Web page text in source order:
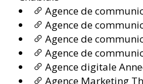
Agence de
Agence de
Agence de
Agence de
Agence digitale
Agence Marketing